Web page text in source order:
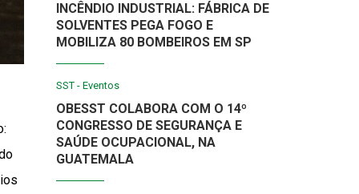
INCÊNDIO INDUSTRIAL: FÁBRICA DE
SOLVENTES PEGA FOGO E
MOBILIZA 80 BOMBEIROS EM SP
SST - Eventos
OBESST COLABORA COM O 14º
CONGRESSO DE SEGURANÇA E
SAÚDE OCUPACIONAL, NA
GUATEMALA